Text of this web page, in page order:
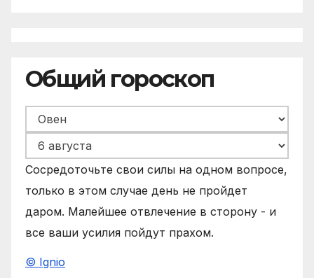
Общий гороскоп
Сосредоточьте свои силы на одном вопросе,
только в этом случае день не пройдет
даром. Малейшее отвлечение в сторону - и
все ваши усилия пойдут прахом.
© Ignio